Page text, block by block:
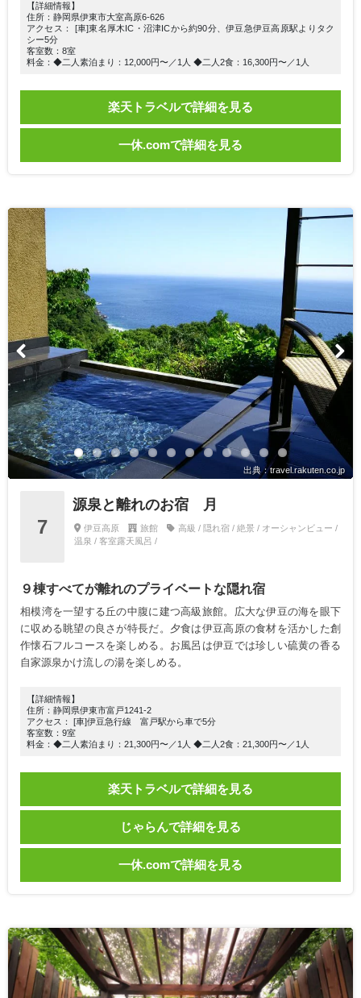
【詳細情報】
住所：静岡県伊東市大室高原6-626
アクセス： [車]東名厚木IC・沼津ICから約90分、伊豆急伊豆高原駅よりタク
シー5分
客室数：8室
料金：◆二人素泊まり：12,000円〜／1人 ◆二人2食：16,300円〜／1人
楽天トラベルで詳細を見る
一休.comで詳細を見る
出典：travel.rakuten.co.jp
7
源泉と離れのお宿 月
伊豆高原 旅館
高級 / 隠れ宿 / 絶景 / オーシャンビュー /
温泉 / 客室露天風呂 /
９棟すべてが離れのプライベートな隠れ宿
相模湾を一望する丘の中腹に建つ高級旅館。広大な伊豆の海を眼下
に収める眺望の良さが特長だ。夕食は伊豆高原の食材を活かした創
作懐石フルコースを楽しめる。お風呂は伊豆では珍しい硫黄の香る
自家源泉かけ流しの湯を楽しめる。
【詳細情報】
住所：静岡県伊東市富戸1241-2
アクセス： [車]伊豆急行線 富戸駅から車で5分
客室数：9室
料金：◆二人素泊まり：21,300円〜／1人 ◆二人2食：21,300円〜／1人
楽天トラベルで詳細を見る
じゃらんで詳細を見る
一休.comで詳細を見る